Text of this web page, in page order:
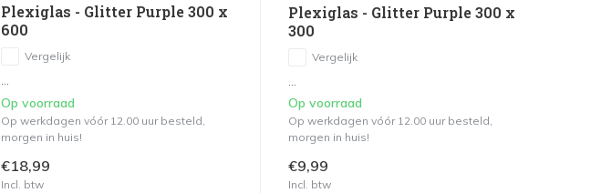
Plexiglas - Glitter Purple 300 x
600
Vergelijk
Op voorraad
Op werkdagen vóór 12.00 uur besteld,
morgen in huis!
€18,99
Incl. btw
Plexiglas - Glitter Purple 300 x
300
Vergelijk
Op voorraad
Op werkdagen vóór 12.00 uur besteld,
morgen in huis!
€9,99
Incl. btw